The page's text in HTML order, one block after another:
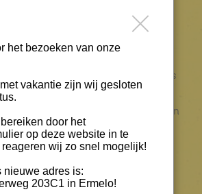
het bezoeken van onze
vakantie zijn wij gesloten
door het
op deze website in te
wij zo snel mogelijk!
nieuwe adres is:
203C1 in Ermelo!
we niet voor niets! Een
bedrijf. Of eigenlijk de basis van ons
in hoe wij met u als klant omgaan.
juiste aanbieding maken voor een
in onze adviezen die wij geven.
al 50 jaar!